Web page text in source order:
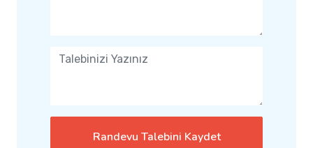
Randevu Talebini Kaydet